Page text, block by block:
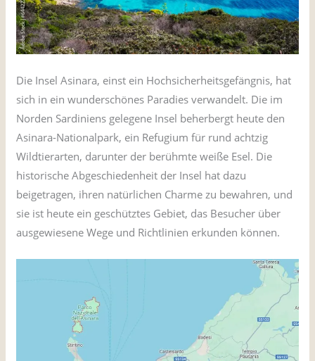
Die Insel Asinara, einst ein Hochsicherheitsgefängnis, hat
sich in ein wunderschönes Paradies verwandelt. Die im
Norden Sardiniens gelegene Insel beherbergt heute den
Asinara-Nationalpark, ein Refugium für rund achtzig
Wildtierarten, darunter der berühmte weiße Esel. Die
historische Abgeschiedenheit der Insel hat dazu
beigetragen, ihren natürlichen Charme zu bewahren, und
sie ist heute ein geschütztes Gebiet, das Besucher über
ausgewiesene Wege und Richtlinien erkunden können.